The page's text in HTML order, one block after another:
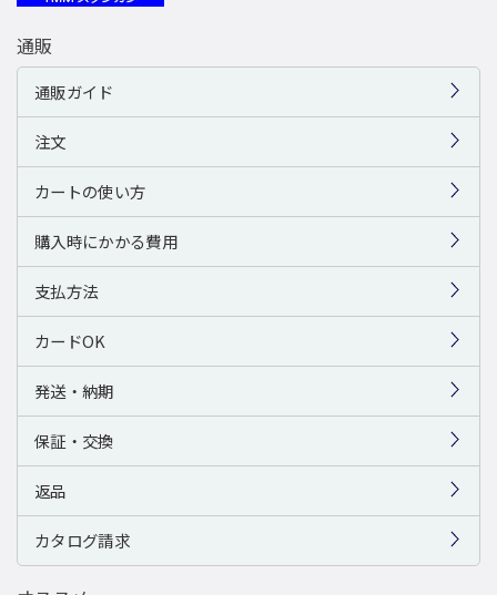
通販
通販ガイド
注文
カートの使い方
購入時にかかる費用
支払方法
カードOK
発送・納期
保証・交換
返品
カタログ請求